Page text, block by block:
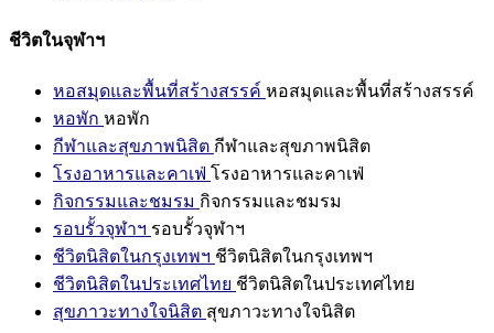
ชีวิตในจุฬาฯ
หอสมุดและพื้นที่สร้างสรรค์ หอสมุดและพื้นที่สร้างสรรค์
หอพัก หอพัก
กีฬาและสุขภาพนิสิต กีฬาและสุขภาพนิสิต
โรงอาหารและคาเฟ่ โรงอาหารและคาเฟ่
กิจกรรมและชมรม กิจกรรมและชมรม
รอบรั้วจุฬาฯ รอบรั้วจุฬาฯ
ชีวิตนิสิตในกรุงเทพฯ ชีวิตนิสิตในกรุงเทพฯ
ชีวิตนิสิตในประเทศไทย ชีวิตนิสิตในประเทศไทย
สุขภาวะทางใจนิสิต สุขภาวะทางใจนิสิต